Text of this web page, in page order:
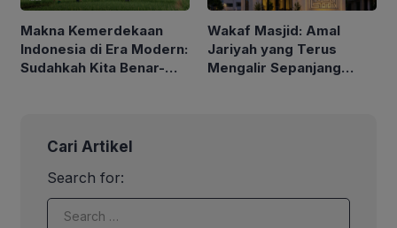
Makna Kemerdekaan
Indonesia di Era Modern:
Sudahkah Kita Benar-
Wakaf Masjid: Amal
Jariyah yang Terus
Mengalir Sepanjang
Cari Artikel
Search for: